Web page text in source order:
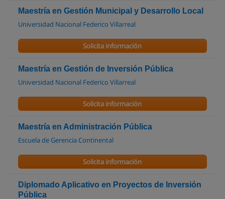
Maestría en Gestión Municipal y Desarrollo Local
Universidad Nacional Federico Villarreal
Solicita información
Maestría en Gestión de Inversión Pública
Universidad Nacional Federico Villarreal
Solicita información
Maestría en Administración Pública
Escuela de Gerencia Continental
Solicita información
Diplomado Aplicativo en Proyectos de Inversión
Pública